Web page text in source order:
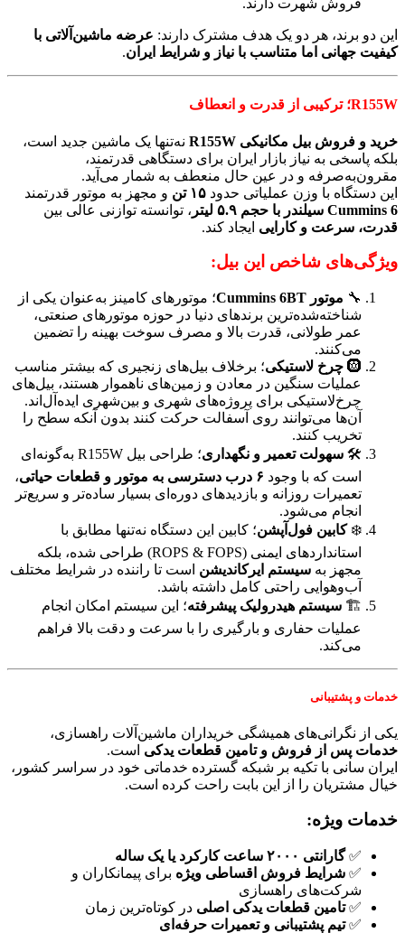
فروش شهرت دارند.
این دو برند، هر دو یک هدف مشترک دارند: عرضه ماشین‌آلاتی با
کیفیت جهانی اما متناسب با نیاز و شرایط ایران.
R155W؛ ترکیبی از قدرت و انعطاف
خرید و فروش بیل مکانیکی R155W
نه‌تنها یک ماشین جدید است،
بلکه پاسخی به نیاز بازار ایران برای دستگاهی قدرتمند،
مقرون‌به‌صرفه و در عین حال منعطف به شمار می‌آید.
این دستگاه با وزن عملیاتی حدود ۱۵ تن
و مجهز به موتور قدرتمند
Cummins 6 سیلندر با حجم ۵.۹ لیتر
، توانسته توازنی عالی بین
قدرت، سرعت و کارایی ایجاد کند.
ویژگی‌های شاخص این بیل:
🔧 موتور Cummins 6BT
؛ موتورهای کامینز به‌عنوان یکی از
شناخته‌شده‌ترین برندهای دنیا در حوزه موتورهای صنعتی،
عمر طولانی، قدرت بالا و مصرف سوخت بهینه را تضمین
می‌کنند.
🛞 چرخ لاستیکی؛ برخلاف بیل‌های زنجیری که بیشتر مناسب
عملیات سنگین در معادن و زمین‌های ناهموار هستند، بیل‌های
چرخ‌لاستیکی برای پروژه‌های شهری و بین‌شهری ایده‌آل‌اند.
آن‌ها می‌توانند روی آسفالت حرکت کنند بدون آنکه سطح را
تخریب کنند.
🛠 سهولت تعمیر و نگهداری
؛ طراحی بیل R155W به‌گونه‌ای
است که با وجود ۶ درب دسترسی به موتور و قطعات حیاتی
،
تعمیرات روزانه و بازدیدهای دوره‌ای بسیار ساده‌تر و سریع‌تر
انجام می‌شود.
❄️کابین فول‌آپشن؛ کابین این دستگاه نه‌تنها مطابق با
استانداردهای ایمنی (ROPS & FOPS) طراحی شده، بلکه
مجهز به سیستم ایرکاندیشن است تا راننده در شرایط مختلف
آب‌وهوایی راحتی کامل داشته باشد.
🏗 سیستم هیدرولیک پیشرفته؛ این سیستم امکان انجام
عملیات حفاری و بارگیری را با سرعت و دقت بالا فراهم
می‌کند.
خدمات و پشتیبانی
یکی از نگرانی‌های همیشگی خریداران ماشین‌آلات راهسازی،
خدمات پس از فروش و تامین قطعات یدکی است.
ایران سانی با تکیه بر شبکه گسترده خدماتی خود در سراسر کشور،
خیال مشتریان را از این بابت راحت کرده است.
خدمات ویژه:
✅گارانتی ۲۰۰۰ ساعت کارکرد یا یک ساله
✅ شرایط فروش اقساطی ویژه برای پیمانکاران و
شرکت‌های راهسازی
✅تامین قطعات یدکی اصلی در کوتاه‌ترین زمان
✅تیم پشتیبانی و تعمیرات حرفه‌ای